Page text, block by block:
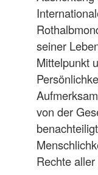
seiner
Mittelpunkt
von der
Rechte